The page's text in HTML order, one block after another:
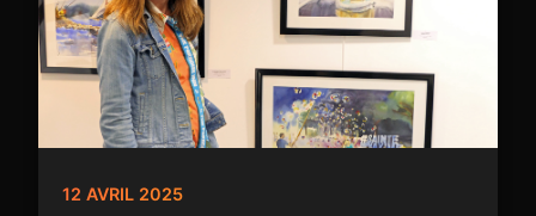
12 AVRIL 2025